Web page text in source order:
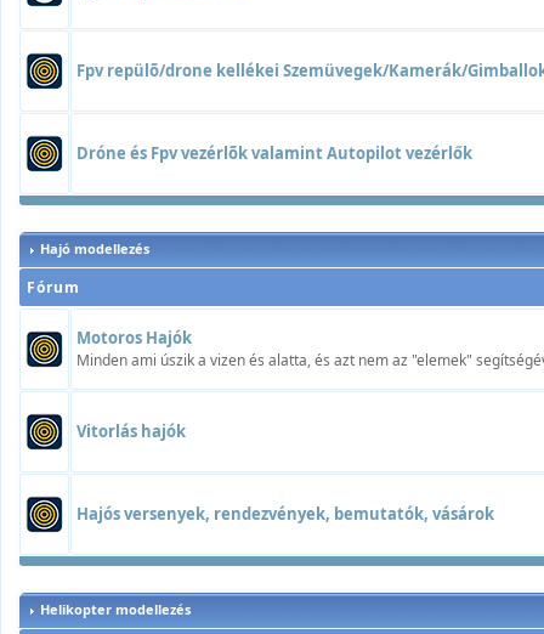
Fpv repülõ/drone kellékei Szemüvegek/Kamerák/
Dróne és Fpv vezérlõk valamint Autopilot vezérlők
Hajó modellezés
Fórum
Motoros Hajók
Minden ami úszik a vizen és alatta, és azt nem az "elemek"
Vitorlás hajók
Hajós versenyek, rendezvények, bemutatók, vásárok
Helikopter modellezés